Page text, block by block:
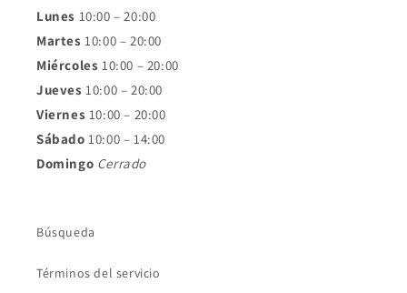
Lunes 10:00 – 20:00
Martes 10:00 – 20:00
Miércoles 10:00 – 20:00
Jueves10:00 – 20:00
Viernes 10:00 – 20:00
Sábado 10:00 – 14:00
Domingo Cerrado
Búsqueda
Términos del servicio